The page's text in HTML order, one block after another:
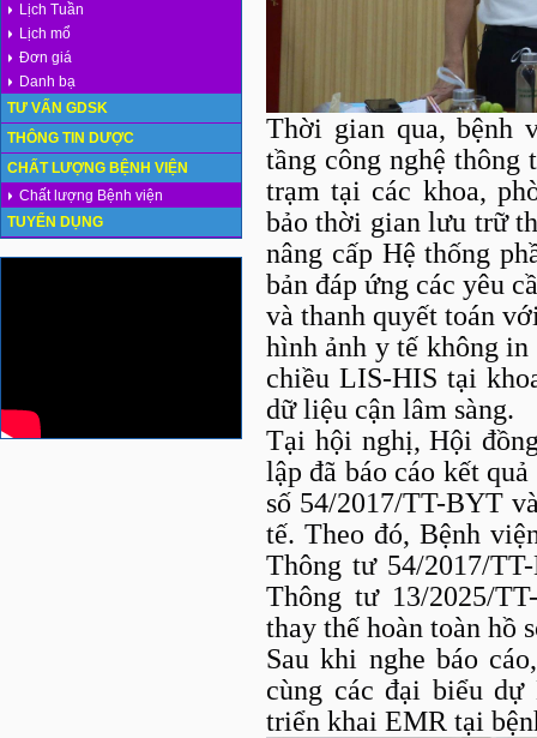
Lịch Tuần
Lịch mổ
Đơn giá
Danh bạ
TƯ VẤN GDSK
THÔNG TIN DƯỢC
CHẤT LƯỢNG BỆNH VIỆN
Chất lượng Bệnh viện
TUYỂN DỤNG
Thời gian qua, bệnh
tầng công nghệ
trạm tại các khoa,
bảo thời gian lưu trữ
nâng cấp Hệ thống
bản đáp ứng các yêu
và thanh quyết toán
hình ảnh y tế không
chiều LIS-HIS tại
dữ liệu cận lâm sàng.
Tại hội nghị, Hội
lập đã báo cáo kết
số 54/2017/TT-BYT
tế. Theo đó, Bệnh
Thông tư 54/2017/
Thông tư 13/2025/
thay thế hoàn toàn hồ
Sau khi nghe báo
cùng các đại biểu
triển khai EMR tại